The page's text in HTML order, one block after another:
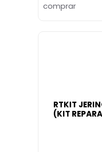
comprar
RTKIT
(KIT